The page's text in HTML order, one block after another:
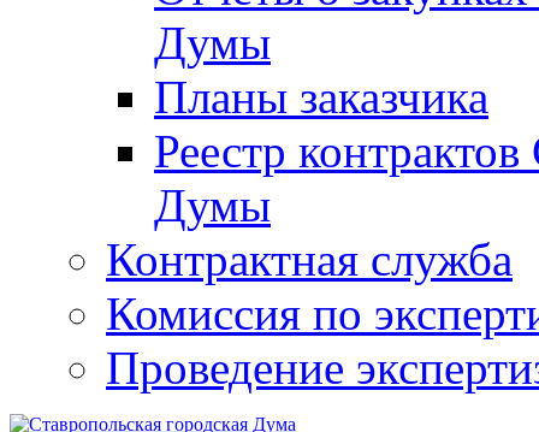
Думы
Планы заказчика
Реестр
Думы
Контрактная служба
Комиссия по
Проведение